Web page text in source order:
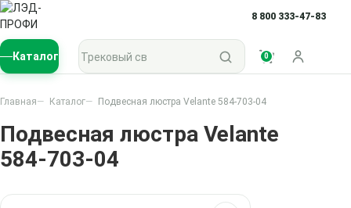
8 800 333-47-83
Каталог
Поиск по каталогу
0
Войти
Главная Каталог Подвесная люстра Velante 584-703-04
Подвесная люстра Velante
584-703-04